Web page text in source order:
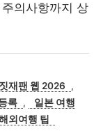
의사항까지 상
재팬 웹 2026
,
록 ,
일본 여행
외여행 팁